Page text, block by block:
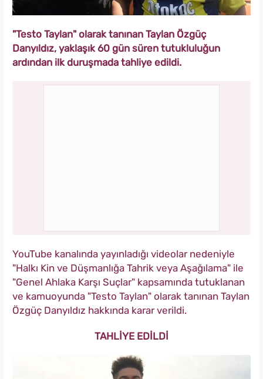
"Testo Taylan" olarak tanınan Taylan Özgüç
Danyıldız, yaklaşık 60 gün süren tutukluluğun
ardından ilk duruşmada tahliye edildi.
YouTube kanalında yayınladığı videolar nedeniyle
"Halkı Kin ve Düşmanlığa Tahrik veya Aşağılama" ile
"Genel Ahlaka Karşı Suçlar" kapsamında tutuklanan
ve kamuoyunda "Testo Taylan" olarak tanınan Taylan
Özgüç Danyıldız hakkında karar verildi.
TAHLİYE EDİLDİ